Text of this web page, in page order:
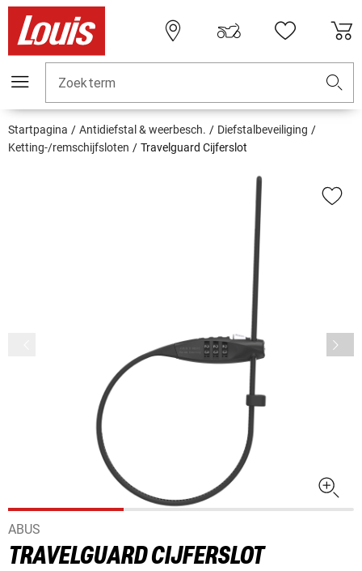
Zoekterm
Startpagina Antidiefstal & weerbesch.
Diefstalbeveiliging
Ketting-/remschijfsloten
Travelguard Cijferslot
ABUS
TRAVELGUARD CIJFERSLOT